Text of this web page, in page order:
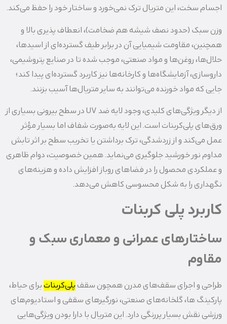
اجسام سخت، این متریال ترک نمی‌خورد و ساختار خود را حفظ می‌کند.
وزن سبک (حدود نصف شیشه هم‌ ضخامت)، انعطاف‌ پذیری بالا و
همچنین، مقاومت شیمیایی آن در برابر طیف گسترده‌ای از اسیدها،
حلال‌ها، روغن‌ها و مواد صنعتی، موجب شده تا در صنایع پتروشیمی،
داروسازی، آزمایشگاه‌ها و کارخانه‌ها نیز کاربرد گسترده‌ای پیدا کند؛
جایی که مواد خورنده می‌توانند به سایر متریال‌ها آسیب بزنند.
از دیگر ویژگی‌های کلیدی، وجود لایه ضد UV در سطح بیرونی بسیاری از
ورق‌های پلی‌کربنات است. این لایه به‌صورت شفاف اما بسیار مؤثر
عمل می‌کند و از زردشدگی، ترک‌ برداشتن یا تخریب سطح بر اثر تابش
مداوم نور خورشید جلوگیری می‌نماید. همین خصوصیت، دوام ظاهری
و عملکردی محصول را در فضاهای روباز افزایش داده و هزینه‌های
نگهداری را به شکل محسوسی کاهش می‌دهد.
کاربرد پلی کربنات
ساختارهای عمرانی و معماری سبک و
مقاوم
طراحی و اجرای سقف‌های مدرن همچون سقف پلی‌کربناتبرای حیاط،
پارکینگ‌ ها، گلخانه‌های صنعتی، نورگیرهای سقفی و استادیوم‌های
ورزشی نقش بسیار پررنگی دارد. این متریال با دارا بودن ویژگی‌هایی